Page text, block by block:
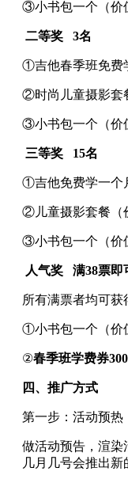
③小书包一个（价
二等奖 3名
①吉他春季班免费
②时尚儿童摄影套
③小书包一个（价
三等奖 15名
①吉他免费学一个
②儿童摄影套餐（
③小书包一个（价
人气奖 满38票即
所有满票者均可获
①小书包一个（价
②春季班学费券
四、推广方式
第一步：活动预热
做活动预告，渲染
几月几号会推出新